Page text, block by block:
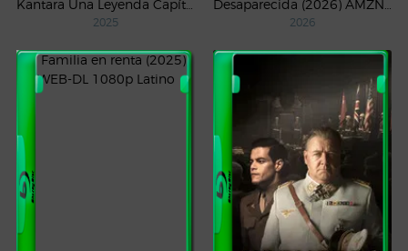
2025 2026